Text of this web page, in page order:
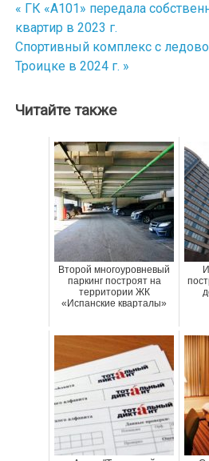
Навигация
по
записям
« ГК «А101» передала
квартир в 2023 г.
Спортивный комплекс с
Троицке в 2024 г. »
Читайте также
Второй многоуровневый
паркинг построят на
территории ЖК
«Испанские кварталы»